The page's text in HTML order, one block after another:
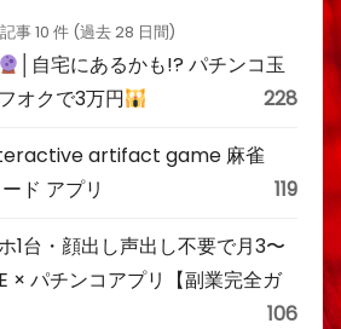
事 10 件 (過去 28 日間)
│自宅にあるかも!? パチンコ玉
オクで3万円
228
artifact game 麻雀
ド アプリ
119
1台・顔出し声出し不要で月3〜
× パチンコアプリ【副業完全ガ
106